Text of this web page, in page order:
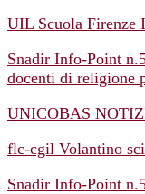
UIL Scuola Firenze
Snadir Info-Point
docenti di religione
UNICOBAS
flc-cgil Volantino
Snadir Info-Point